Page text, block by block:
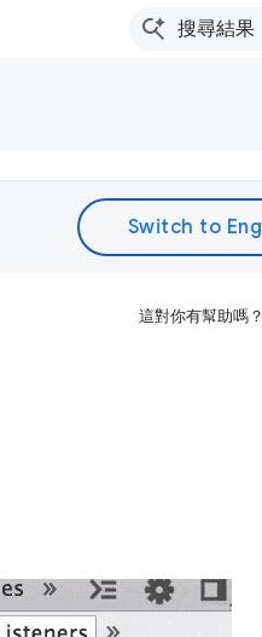
這對你有幫助嗎？